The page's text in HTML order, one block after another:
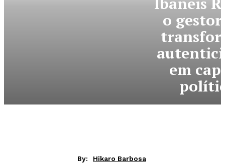
o
em
By: Hikaro Barbosa